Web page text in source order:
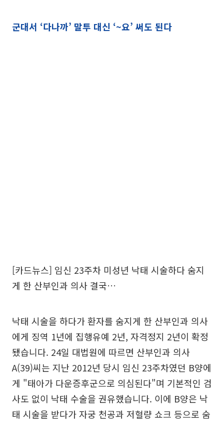
군대서 ‘다나까’ 말투 대신 ‘~요’ 써도 된다
[카드뉴스] 임신 23주차 미성년 낙태 시술하다 숨지
게 한 산부인과 의사 결국…
낙태 시술을 하다가 환자를 숨지게 한 산부인과 의사
에게 징역 1년에 집행유예 2년, 자격정지 2년이 확정
됐습니다. 24일 대법원에 따르면 산부인과 의사
A(39)씨는 지난 2012년 당시 임신 23주차였던 B양에
게 "태아가 다운증후군으로 의심된다"며 기본적인 검
사도 없이 낙태 수술을 권유했습니다. 이에 B양은 낙
태 시술을 받다가 자궁 천공과 저혈량 쇼크 등으로 숨